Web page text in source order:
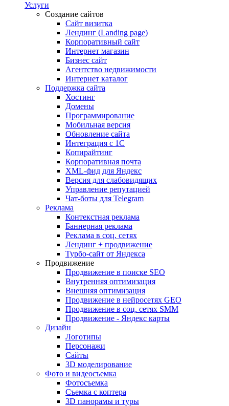
Услуги
Создание сайтов
Сайт визитка
Лендинг (Landing page)
Корпоративный сайт
Интернет магазин
Бизнес сайт
Агентство недвижимости
Интернет каталог
Поддержка сайта
Хостинг
Домены
Программирование
Мобильная версия
Обновление сайта
Интеграция с 1С
Копирайтинг
Корпоративная почта
XML-фид для Яндекс
Версия для слабовидящих
Управление репутацией
Чат-боты для Telegram
Реклама
Контекстная реклама
Баннерная реклама
Реклама в соц. сетях
Лендинг + продвижение
Турбо-сайт от Яндекса
Продвижение
Продвижение в поиске SEO
Внутренняя оптимизация
Внешняя оптимизация
Продвижение в нейросетях GEO
Продвижение в соц. сетях SMM
Продвижение - Яндекс карты
Дизайн
Логотипы
Персонажи
Сайты
3D моделирование
Фото и видеосъемка
Фотосъемка
Съемка с коптера
3D панорамы и туры